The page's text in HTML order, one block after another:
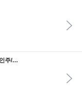
매표인주 (중) 인주/매표인주/사각인주/도장/고무인/스탬프/인장함/휴대용인주/매표화학